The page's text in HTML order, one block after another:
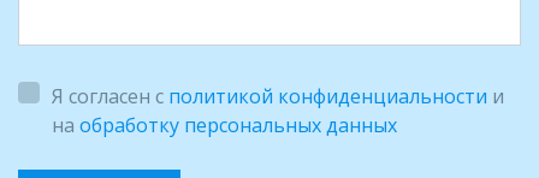
Я согласен с политикой конфиденциальности и
на обработку персональных данных